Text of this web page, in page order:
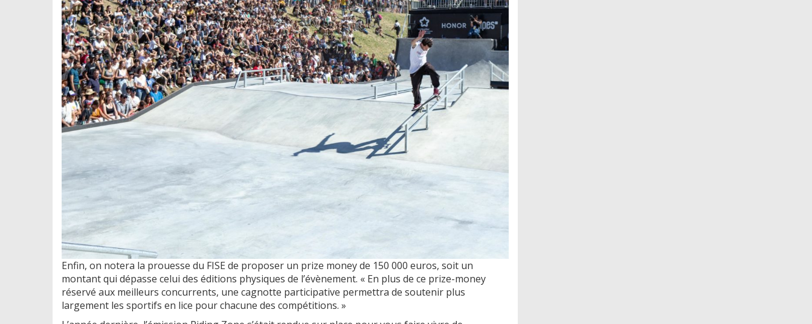
Enfin, on notera la prouesse du FISE de proposer un prize money de 150 000 euros, soit un
montant qui dépasse celui des éditions physiques de l’évènement. « En plus de ce prize-money
réservé aux meilleurs concurrents, une cagnotte participative permettra de soutenir plus
largement les sportifs en lice pour chacune des compétitions. »